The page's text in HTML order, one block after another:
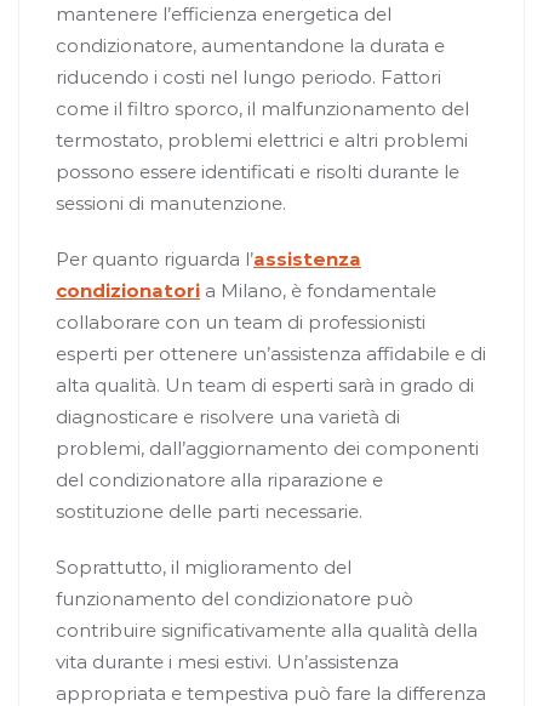
mantenere l’efficienza energetica del
condizionatore, aumentandone la durata e
riducendo i costi nel lungo periodo. Fattori
come il filtro sporco, il malfunzionamento del
termostato, problemi elettrici e altri problemi
possono essere identificati e risolti durante le
sessioni di manutenzione.
Per quanto riguarda l’assistenza
condizionatori a Milano, è fondamentale
collaborare con un team di professionisti
esperti per ottenere un’assistenza affidabile e di
alta qualità. Un team di esperti sarà in grado di
diagnosticare e risolvere una varietà di
problemi, dall’aggiornamento dei componenti
del condizionatore alla riparazione e
sostituzione delle parti necessarie.
Soprattutto, il miglioramento del
funzionamento del condizionatore può
contribuire significativamente alla qualità della
vita durante i mesi estivi. Un’assistenza
appropriata e tempestiva può fare la differenza